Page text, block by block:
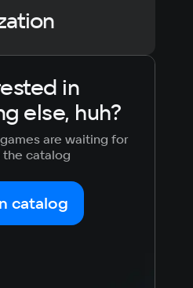
Voiceover
in
else, huh?
are waiting for
the catalog
catalog